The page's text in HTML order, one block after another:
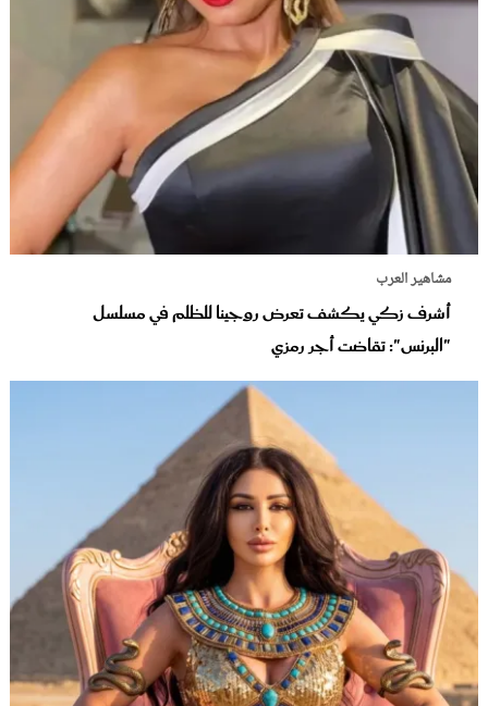
مشاهير العرب
أشرف زكي يكشف تعرض روجينا للظلم في مسلسل
"البرنس": تقاضت أجر رمزي